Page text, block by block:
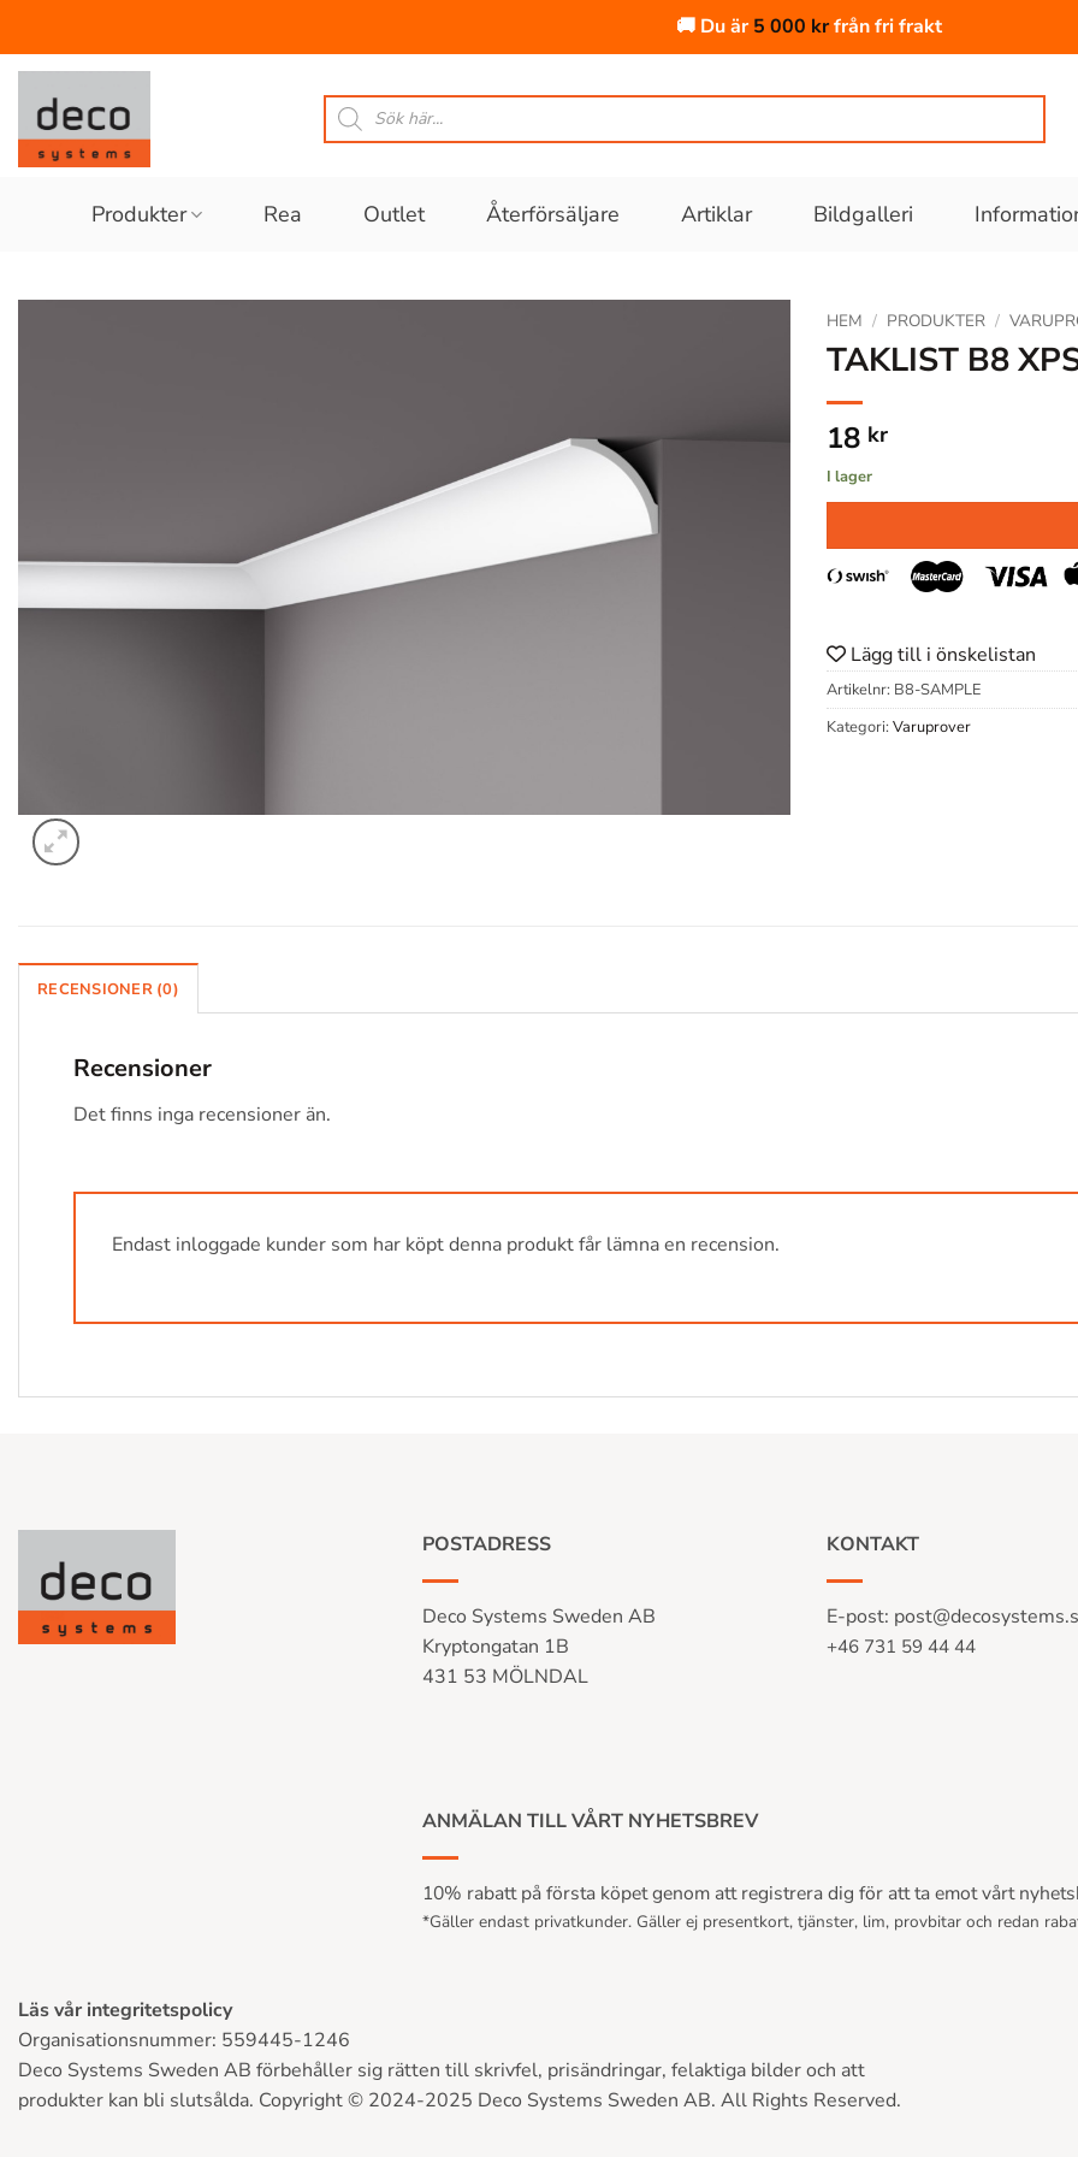
🚚 Du är5 000 krfrån fri frakt
Skip
content
Produktsökning
Produkter Rea Outlet Återförsäljare Artiklar Bildgalleri
HEM / PRODUKTER /
TAKLIST B8
18 kr
I lager
Lägg till i önskelistan
Artikelnr: B8-SAMPLE
Kategori: Varuprover
RECENSIONER (0)
Recensioner
Det finns inga recensioner än.
Endast inloggade kunder som har köpt denna produkt får lämna en recension.
POSTADRESS
Deco Systems Sweden AB
Kryptongatan 1B
431 53 MÖLNDAL
KONTAKT
E-post:
+46 731 59 44 44
ANMÄLAN TILL VÅRT NYHETSBREV
10% rabatt på första köpet genom att registrera dig för att ta emot vårt
*Gäller endast privatkunder. Gäller ej presentkort, tjänster, lim, provbitar och redan
Läs vår integritetspolicy
Organisationsnummer: 559445-1246
Deco Systems Sweden AB förbehåller sig rätten till skrivfel, prisändringar, felaktiga bilder och att
produkter kan bli slutsålda. Copyright © 2024-2025 Deco Systems Sweden AB. All Rights Reserved.